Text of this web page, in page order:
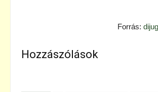
Forrás:
Hozzászólások